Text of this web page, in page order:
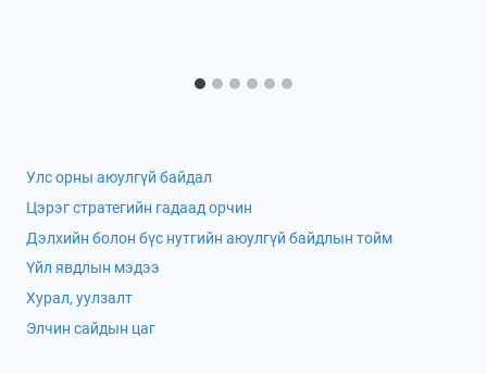
Улс орны аюулгүй байдал
Цэрэг стратегийн гадаад орчин
Дэлхийн болон бүс нутгийн аюулгүй байдлын тойм
Үйл явдлын мэдээ
Хурал, уулзалт
Элчин сайдын цаг